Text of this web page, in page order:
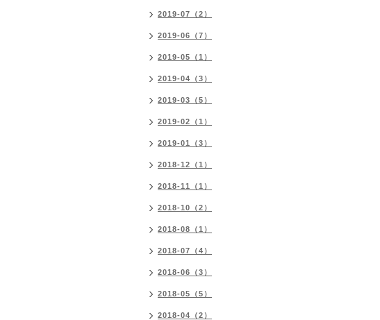
2019-07（2）
2019-06（7）
2019-05（1）
2019-04（3）
2019-03（5）
2019-02（1）
2019-01（3）
2018-12（1）
2018-11（1）
2018-10（2）
2018-08（1）
2018-07（4）
2018-06（3）
2018-05（5）
2018-04（2）